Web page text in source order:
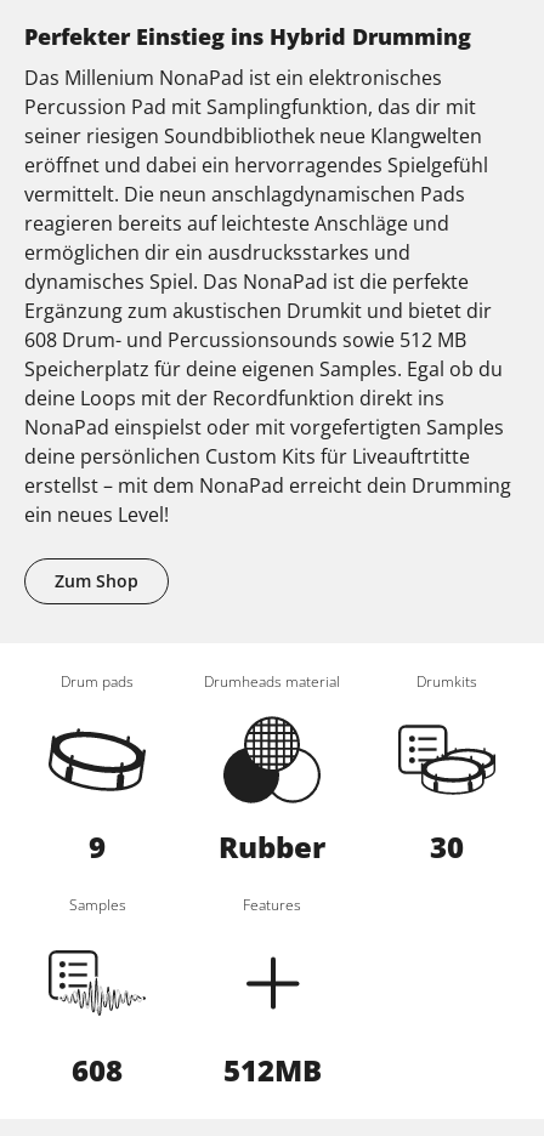
Perfekter Einstieg ins Hybrid Drumming
Das Millenium NonaPad ist ein elektronisches
Percussion Pad mit Samplingfunktion, das dir mit
seiner riesigen Soundbibliothek neue Klangwelten
eröffnet und dabei ein hervorragendes Spielgefühl
vermittelt. Die neun anschlagdynamischen Pads
reagieren bereits auf leichteste Anschläge und
ermöglichen dir ein ausdrucksstarkes und
dynamisches Spiel. Das NonaPad ist die perfekte
Ergänzung zum akustischen Drumkit und bietet dir
608 Drum- und Percussionsounds sowie 512 MB
Speicherplatz für deine eigenen Samples. Egal ob du
deine Loops mit der Recordfunktion direkt ins
NonaPad einspielst oder mit vorgefertigten Samples
deine persönlichen Custom Kits für Liveauftrtitte
erstellst – mit dem NonaPad erreicht dein Drumming
ein neues Level!
Zum Shop
Drum pads
9
Drumheads material
Rubber
Drumkits
30
Samples
608
Features
512MB